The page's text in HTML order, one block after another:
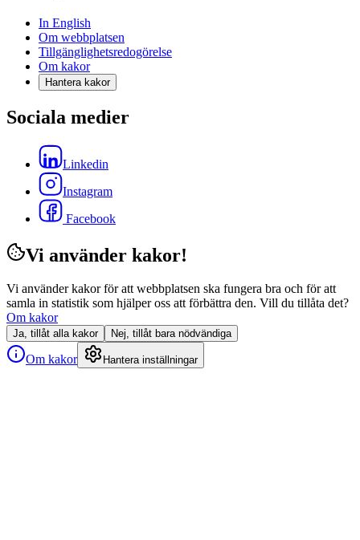
In English
Om webbplatsen
Tillgänglighetsredogörelse
Om kakor
Hantera kakor
Sociala medier
Linkedin
Instagram
Facebook
Vi använder kakor!
Vi använder kakor för att webbplatsen ska fungera bra och för att
samla in statistik som hjälper oss att förbättra den. Vill du tillåta det?
Om kakor
Ja, tillåt alla kakor Nej, tillåt bara nödvändiga
Om kakor Hantera inställningar